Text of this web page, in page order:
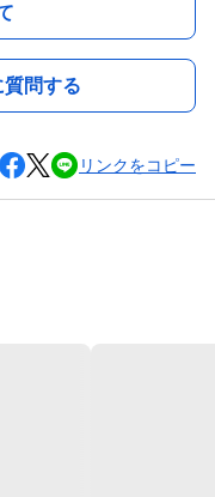
問する
リンクをコピー